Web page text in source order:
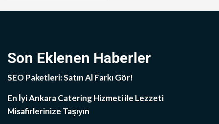
Son Eklenen Haberler
SEO Paketleri: Satın Al Farkı Gör!
En İyi Ankara Catering Hizmeti ile Lezzeti
Misafirlerinize Taşıyın